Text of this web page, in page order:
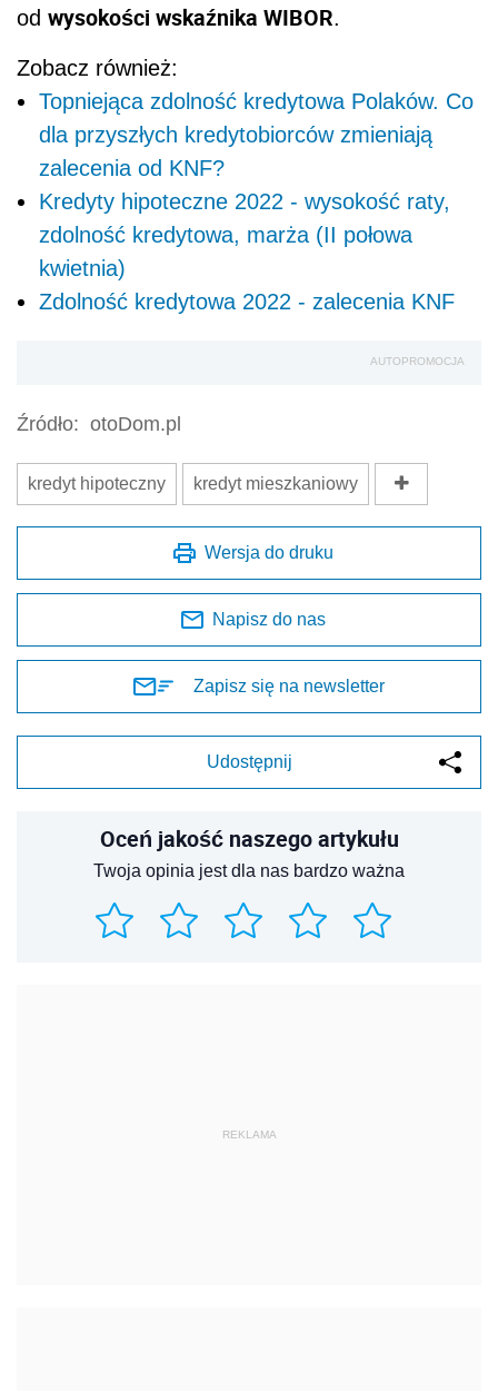
od wysokości wskaźnika WIBOR.
Zobacz również:
Topniejąca zdolność kredytowa Polaków. Co
dla przyszłych kredytobiorców zmieniają
zalecenia od KNF?
Kredyty hipoteczne 2022 - wysokość raty,
zdolność kredytowa, marża (II połowa
kwietnia)
Zdolność kredytowa 2022 - zalecenia KNF
AUTOPROMOCJA
Źródło: otoDom.pl
kredyt hipoteczny kredyt mieszkaniowy
Wersja do druku
Napisz do nas
Zapisz się na newsletter
Udostępnij
Oceń jakość naszego artykułu
Twoja opinia jest dla nas bardzo ważna
REKLAMA